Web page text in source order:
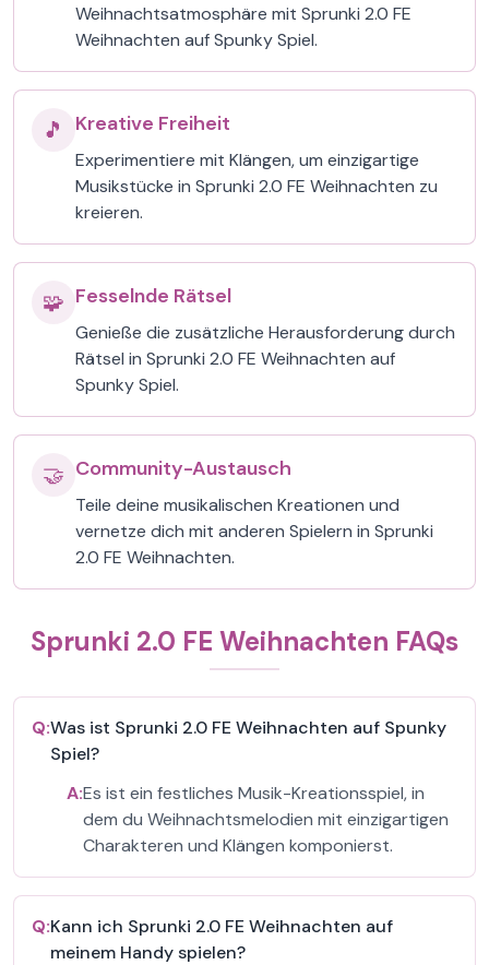
Weihnachtsatmosphäre mit Sprunki 2.0 FE
Weihnachten auf Spunky Spiel.
🎵 Kreative Freiheit
Experimentiere mit Klängen, um einzigartige
Musikstücke in Sprunki 2.0 FE Weihnachten zu
kreieren.
🧩 Fesselnde Rätsel
Genieße die zusätzliche Herausforderung durch
Rätsel in Sprunki 2.0 FE Weihnachten auf
Spunky Spiel.
🤝 Community-Austausch
Teile deine musikalischen Kreationen und
vernetze dich mit anderen Spielern in Sprunki
2.0 FE Weihnachten.
Sprunki 2.0 FE Weihnachten FAQs
Q:Was ist Sprunki 2.0 FE Weihnachten auf Spunky
Spiel?
A:Es ist ein festliches Musik-Kreationsspiel, in
dem du Weihnachtsmelodien mit einzigartigen
Charakteren und Klängen komponierst.
Q:Kann ich Sprunki 2.0 FE Weihnachten auf
meinem Handy spielen?